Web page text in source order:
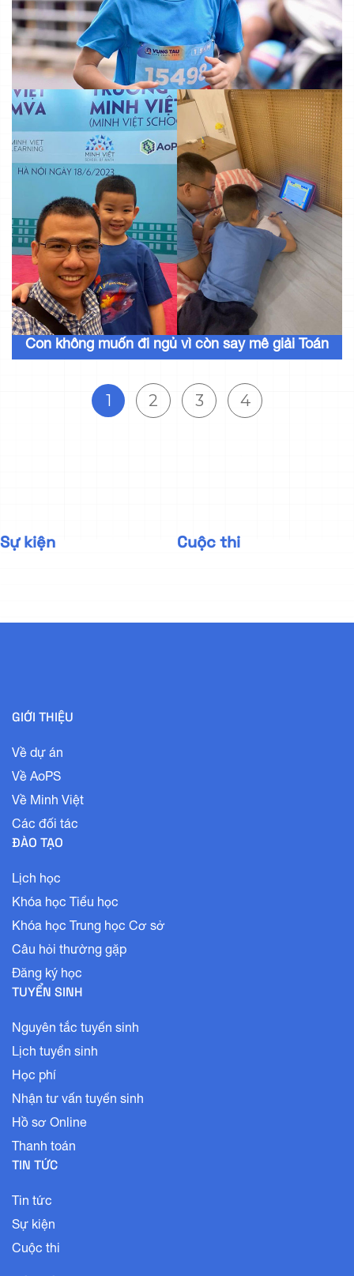
Con không muốn đi ngủ vì còn say mê giải Toán
1 2 3 4
Sự kiện Cuộc thi
GIỚI THIỆU
Về dự án
Về AoPS
Về Minh Việt
Các đối tác
ĐÀO TẠO
Lịch học
Khóa học Tiểu học
Khóa học Trung học Cơ sở
Câu hỏi thường gặp
Đăng ký học
TUYỂN SINH
Nguyên tắc tuyển sinh
Lịch tuyển sinh
Học phí
Nhận tư vấn tuyển sinh
Hồ sơ Online
Thanh toán
TIN TỨC
Tin tức
Sự kiện
Cuộc thi